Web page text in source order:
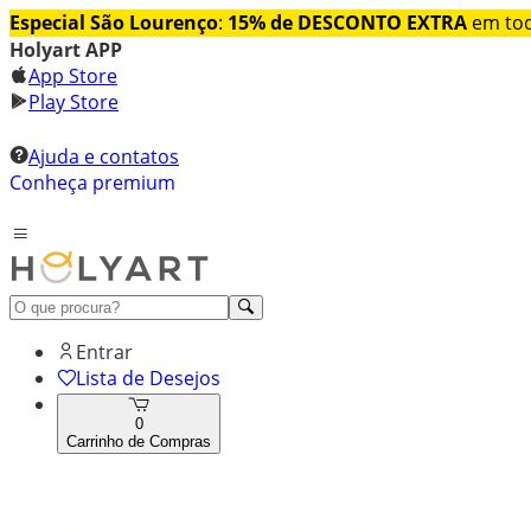
Especial São Lourenço: 15% de DESCONTO EXTRA em
Holyart APP
App Store
Play Store
Ajuda e contatos
Conheça premium
Entrar
Lista de Desejos
0
Carrinho de Compras